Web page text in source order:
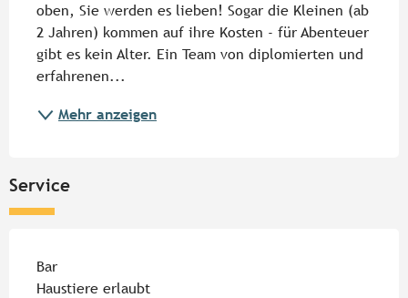
oben, Sie werden es lieben! Sogar die Kleinen (ab
2 Jahren) kommen auf ihre Kosten - für Abenteuer
gibt es kein Alter. Ein Team von diplomierten und
erfahrenen...
Mehr anzeigen
Service
Bar
Haustiere erlaubt